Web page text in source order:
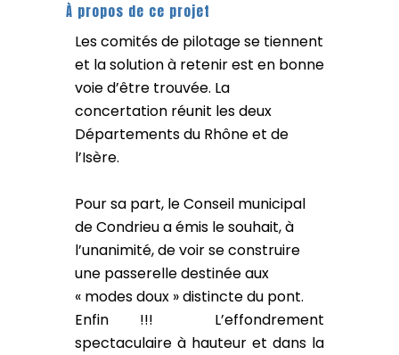
À propos de ce projet
Les comités de pilotage se tiennent
et la solution à retenir est en bonne
voie d’être trouvée. La
concertation réunit les deux
Départements du Rhône et de
l’Isère.
Pour sa part, le Conseil municipal
de Condrieu a émis le souhait, à
l’unanimité, de voir se construire
une passerelle destinée aux
« modes doux » distincte du pont.
Enfin !!! L’effondrement
spectaculaire à hauteur et dans la